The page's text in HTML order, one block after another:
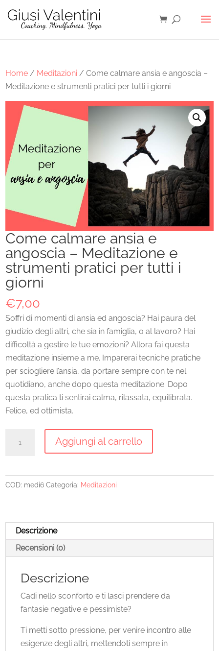
Home / Meditazioni / Come calmare ansia e angoscia –
Meditazione e strumenti pratici per tutti i giorni
Come calmare ansia e
angoscia – Meditazione e
strumenti pratici per tutti i
giorni
€7,00
Soffri di momenti di ansia ed angoscia? Hai paura del
giudizio degli altri, che sia in famiglia, o al lavoro? Hai
difficoltà a gestire le tue emozioni? Allora fai questa
meditazione insieme a me. Imparerai tecniche pratiche
per sciogliere l’ansia, da portare sempre con te nel
quotidiano, anche dopo questa meditazione. Dopo
questa pratica ti sentirai calma, rilassata, equilibrata.
Felice, ed ottimista.
e
angoscia
strumenti
pratici
giorni
Aggiungi al carrello
COD: medi6 Categoria: Meditazioni
Descrizione
Recensioni (0)
Descrizione
Cadi nello sconforto e ti lasci prendere da
fantasie negative e pessimiste?
Ti metti sotto pressione, per venire incontro alle
esigenze degli altri, mettendoti sempre in